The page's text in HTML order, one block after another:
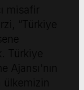
misafir
“Türkiye
Türkiye
Ajansı'nın
ülkemizin